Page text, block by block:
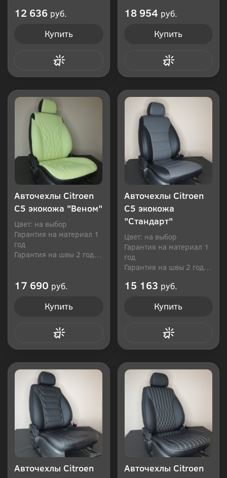
12 636 руб.
Купить
18 954 руб.
Купить
Авточехлы Citroen
C5 экокожа "Веном"
Цвет: на выбор
Гарантия на материал 1
год
Гарантия на швы 2 года
17 690 руб.
Купить
Авточехлы Citroen
C5 экокожа
"Стандарт"
Цвет: на выбор
Гарантия на материал 1
год
Гарантия на швы 2 года
15 163 руб.
Купить
Авточехлы Citroen
Авточехлы Citroen